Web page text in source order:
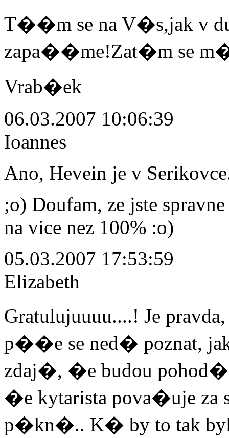
T��m se na V�s,jak v
zapa��me!Zat�m se
Vrab�ek
06.03.2007 10:06:39
Ioannes
Ano, Hevein je v
;o) Doufam, ze jste
na vice nez 100% :o)
05.03.2007 17:53:59
Elizabeth
Gratulujuuuu....! Je
p��e se ned� poznat,
zdaj�, �e budou
�e kytarista pova�uje za
p�kn�.. K� by to tak